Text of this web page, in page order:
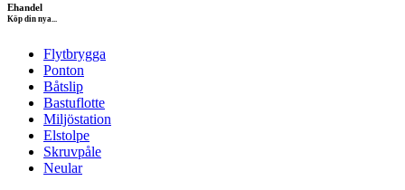
Ehandel
Köp din nya...
Flytbrygga
Ponton
Båtslip
Bastuflotte
Miljöstation
Elstolpe
Skruvpåle
Neular